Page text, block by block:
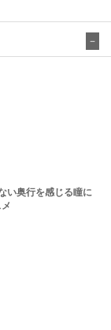
い奥行を感じる瞳に